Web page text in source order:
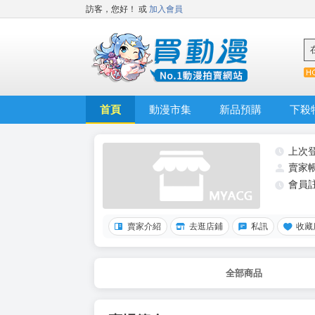
訪客，您好！ 或 加入會員
首頁 動漫市集 新品預購 下殺
上次
賣家
會員
賣家介紹 去逛店鋪 私訊 收藏
全部商品